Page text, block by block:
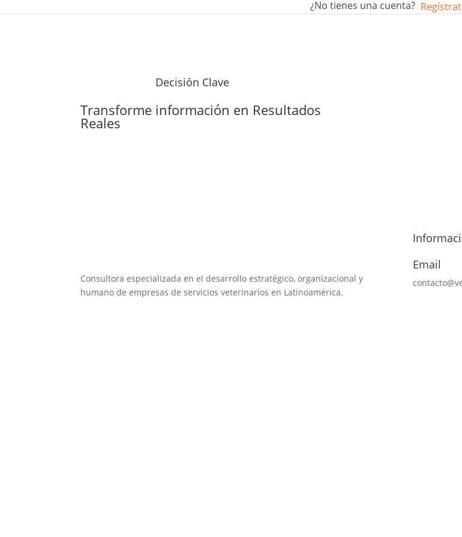
¿No tienes una cuenta?
Decisión Clave
Transforme información en Resultados
Reales
Consultora especializada en el desarrollo estratégico, organizacional y
humano de empresas de servicios veterinarios en Latinoamérica.
Email